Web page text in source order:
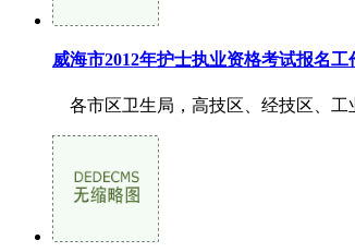
威海市2012年护士执业资格考试报名工
各市区卫生局，高技区、经技区、工